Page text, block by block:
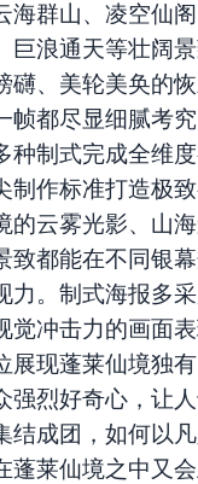
海群山、凌空仙
巨浪通天等壮阔
礴、美轮美奂的
帧都尽显细腻考
种制式完成全维
制作标准打造极
的云雾光影、山
致都能在不同银
力。制式海报多
觉冲击力的画面
展现蓬莱仙境独
强烈好奇心，让
结成团，如何以
蓬莱仙境之中又